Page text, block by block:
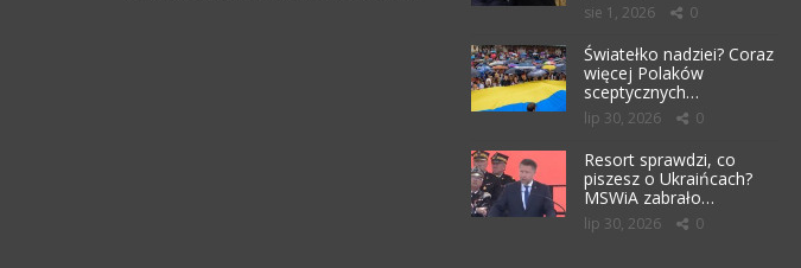
sie 1, 2026 0
Światełko nadziei? Coraz
więcej Polaków
sceptycznych…
lip 30, 2026 0
Resort sprawdzi, co
piszesz o Ukraińcach?
MSWiA zabrało…
lip 30, 2026 0